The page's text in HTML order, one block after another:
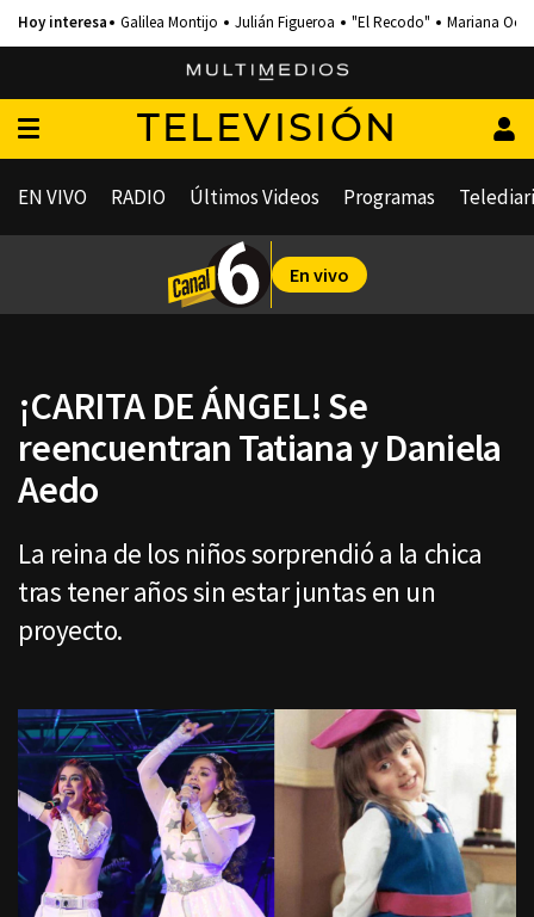
Galilea Montijo Julián Figueroa "El Recodo" Mariana
TELEVISIÓN
EN VIVO RADIO Últimos Videos Programas
En vivo
¡CARITA DE ÁNGEL! Se
reencuentran Tatiana y Daniela
Aedo
La reina de los niños sorprendió a la chica
tras tener años sin estar juntas en un
proyecto.